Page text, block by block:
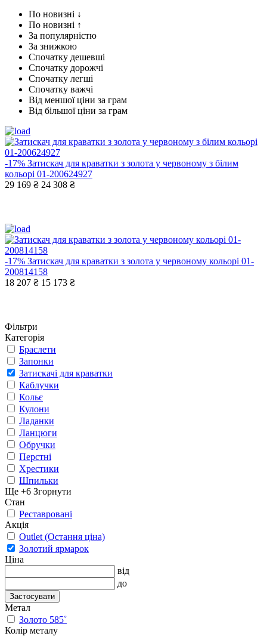
По новизні ↓
По новизні ↑
За популярністю
За знижкою
Спочатку дешевші
Спочатку дорожчі
Спочатку легші
Спочатку важчі
Від меншої ціни за грам
Від більшої ціни за грам
-17% Затискач для краватки з золота у червоному з білим
кольорі 01-200624927
29 169 ₴ 24 308 ₴
-17% Затискач для краватки з золота у червоному кольорі 01-
200814158
18 207 ₴ 15 173 ₴
Фільтри
Категорія
Браслети
Запонки
Затискачі для краватки
Каблучки
Кольє
Кулони
Ладанки
Ланцюги
Обручки
Перстні
Хрестики
Шпильки
Ще +6 Згорнути
Стан
Реставровані
Акція
Outlet (Остання ціна)
Золотий ярмарок
Ціна
від
до
Застосувати
Метал
Золото 585˚
Колір металу